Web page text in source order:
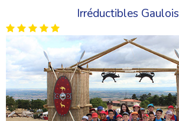
Irréductibles Gaulois